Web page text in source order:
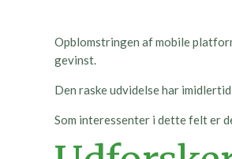
Opblomstringen af mobile
gevinst.
Den raske udvidelse har
Som interessenter i dette felt er